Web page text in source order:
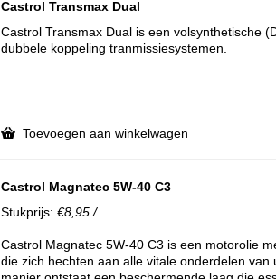
Castrol Transmax Dual
Castrol Transmax Dual is een volsynthetische
dubbele koppeling tranmissiesystemen.
Toevoegen aan winkelwagen
Castrol Magnatec 5W-40 C3
Stukprijs: €8,95 /
Castrol Magnatec 5W-40 C3 is een motorolie
die zich hechten aan alle vitale onderdelen van